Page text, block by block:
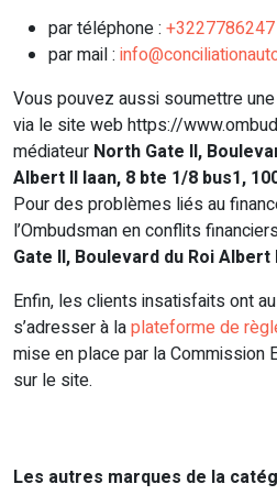
par téléphone : +3227786247
par mail :
Vous pouvez aussi soumettre
via le site web https://
médiateur North Gate II,
Albert II laan, 8 bte 1/8 bus1,
Pour des problèmes liés au
l’Ombudsman en conflits
Gate II, Boulevard du Roi
Enfin, les clients insatisfaits ont
s’adresser à laplateforme de
mise en place par la Commission
sur le site.
Les autres marques de la